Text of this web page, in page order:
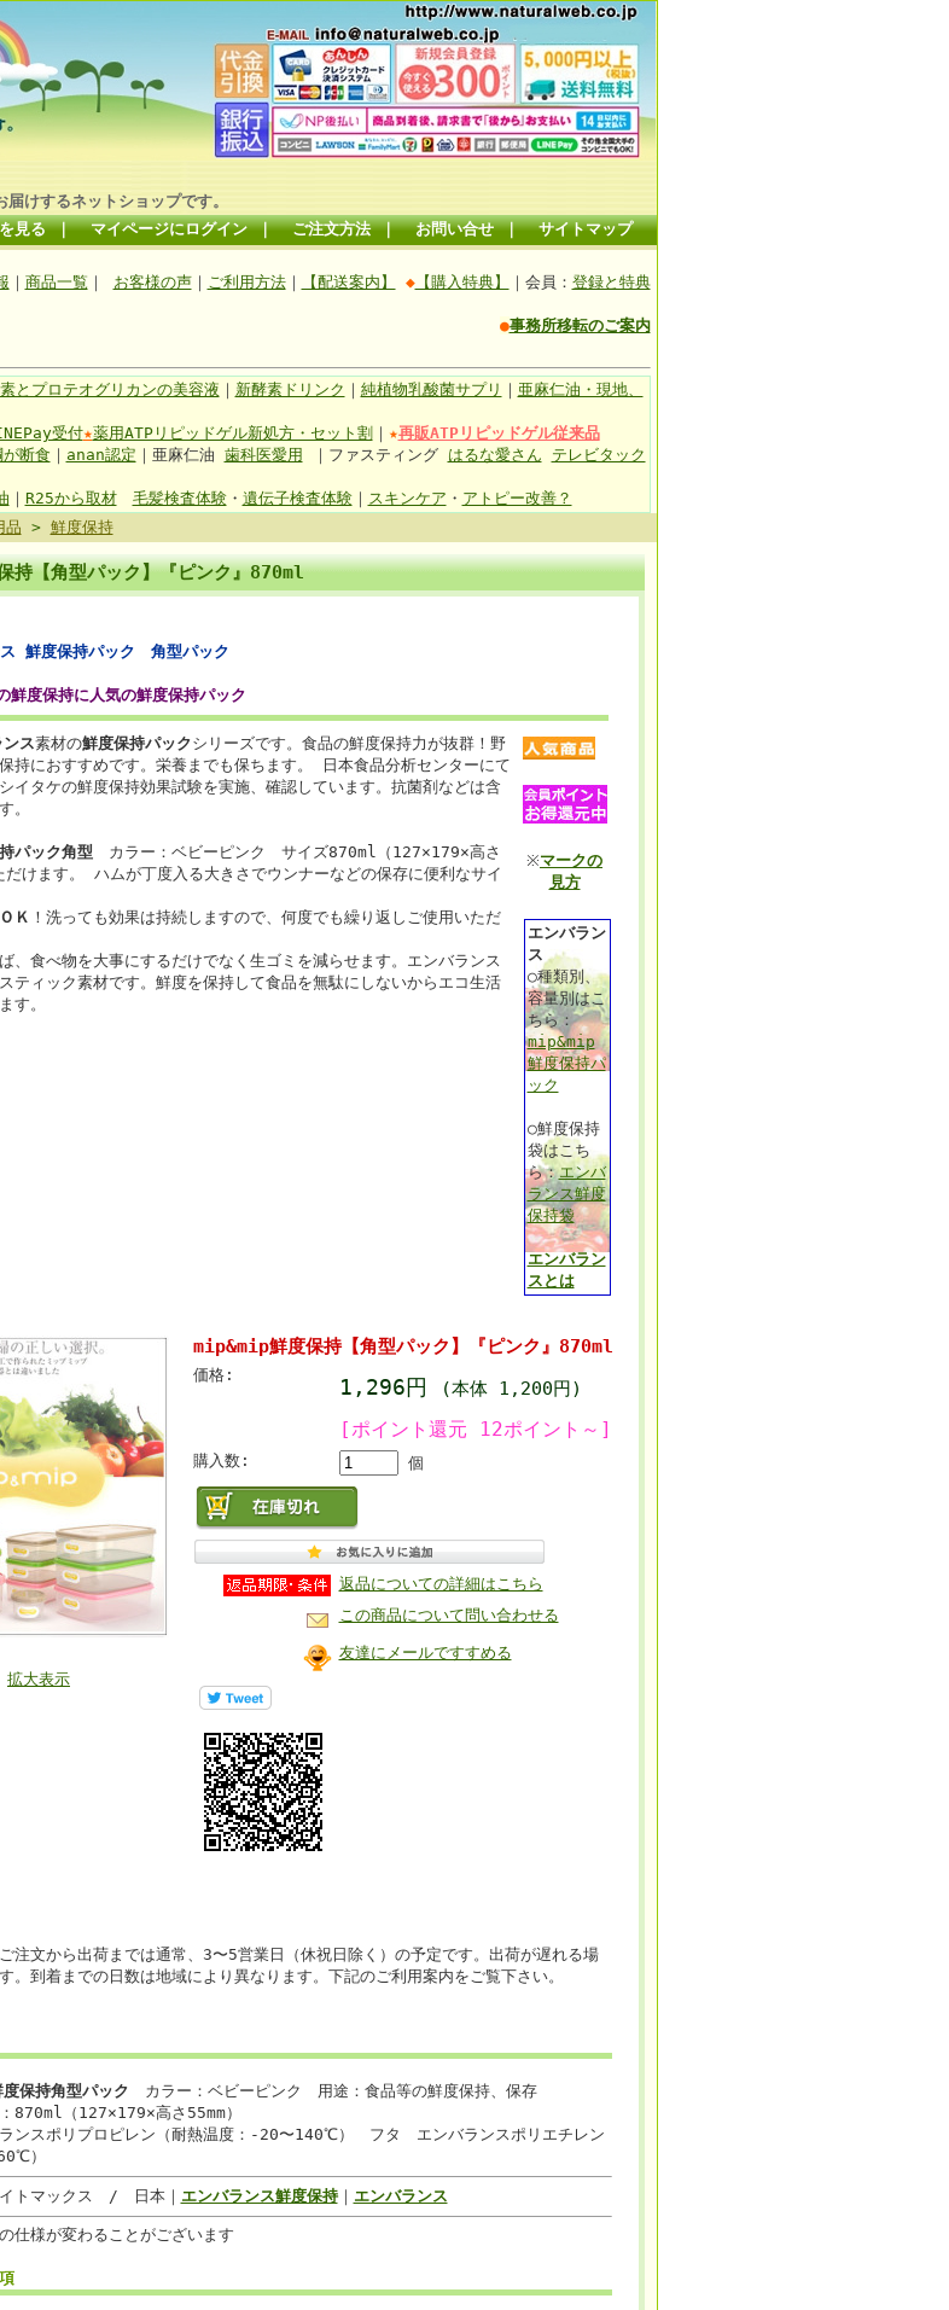
けするネットショップです。
見る｜ マイページにログイン｜ ご注文方法｜ お問い合せ｜ サイトマップ
｜ 商品一覧 ｜ お客様の声｜ ご利用方法｜ 【配送案内】 ◆【購入特典】 ｜会員： 登録と特典
●事務所移転のご案内
とプロテオグリカンの美容液 ｜ 新酵素ドリンク ｜ 純植物乳酸菌サプリ ｜ 亜麻仁油・現地、
受付★薬用ATPリピッドゲル新処方・セット割 ｜ ★再販ATPリピッドゲル従来品
断食 ｜ anan認定 ｜亜麻仁油 歯科医愛用 ｜ファスティング はるな愛さん
テレビタック
｜ R25から取材 毛髪検査体験・ 遺伝子検査体験｜ スキンケア ・ アトピー改善？
品 > 鮮度保持
持【角型パック】『ピンク』870ml
鮮度保持パック 角型パック
鮮度保持に人気の鮮度保持パック
ンス素材の鮮度保持パックシリーズです。食品の鮮度保持力が抜群！野
持におすすめです。栄養までも保ちます。 日本食品分析センターにて
イタケの鮮度保持効果試験を実施、確認しています。抗菌剤などは含
。
パック角型 カラー：ベビーピンク サイズ870ml（127×179×高さ
だけます。 ハムが丁度入る大きさでウンナーなどの保存に便利なサイ
Ｋ ！洗っても効果は持続しますので、何度でも繰り返しご使用いただ
、食べ物を大事にするだけでなく生ゴミを減らせます。エンバランス
ティック素材です。鮮度を保持して食品を無駄にしないからエコ生活
す。
※マークの
見方
エンバラン
ス
○種類別、
容量別はこ
ちら：
mip&mip
鮮度保持パ
ック
○鮮度保持
袋はこち
ら：エンバ
ランス鮮度
保持袋
エンバラン
スとは
拡大表示
mip&mip鮮度保持【角型パック】『ピンク』870ml
価格: 1,296円 (本体 1,200円)
[ポイント還元 12ポイント～]
購入数: 個
返品についての詳細はこちら
この商品について問い合わせる
友達にメールですすめる
注文から出荷までは通常、3〜5営業日（休祝日除く）の予定です。出荷が遅れる場
。到着までの日数は地域により異なります。下記のご利用案内をご覧下さい。
度保持角型パック カラー：ベビーピンク 用途：食品等の鮮度保持、保存
870ml（127×179×高さ55mm）
ンスポリプロピレン（耐熱温度：-20〜140℃） フタ エンバランスポリエチレン
）
イトマックス / 日本｜ エンバランス鮮度保持｜ エンバランス
仕様が変わることがございます